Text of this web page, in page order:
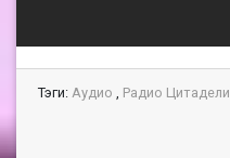
Тэги: Аудио Радио Цитадели